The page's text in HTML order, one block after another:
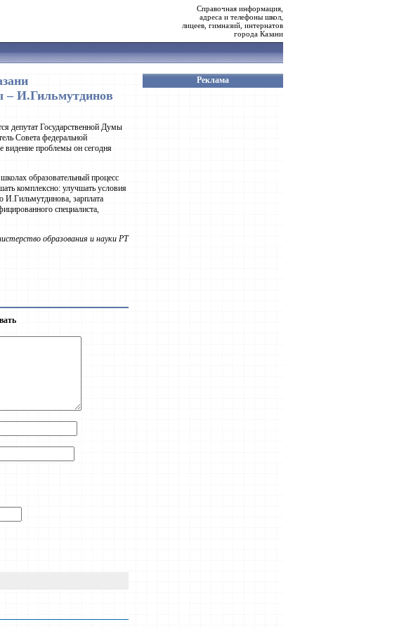
Справочная информация,
адреса и телефоны школ,
лицеев, гимназий, интернатов
города Казани
– И.Гильмутдинов
депутат Государственной Думы
Совета федеральной
видение проблемы он сегодня
образовательный процесс
комплексно: улучшать условия
И.Гильмутдинова, зарплата
специалиста,
образования и науки РТ
Реклама